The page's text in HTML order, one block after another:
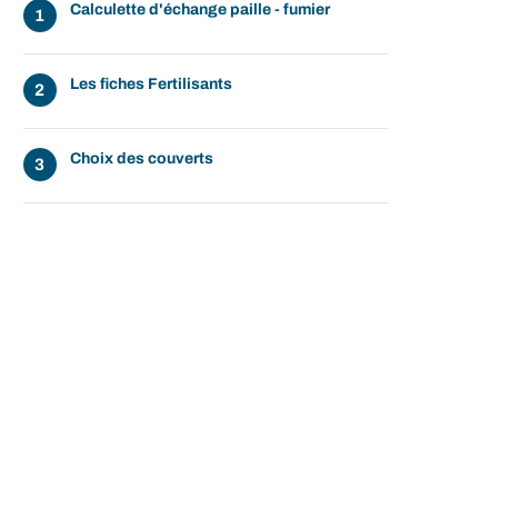
Calculette d'échange paille - fumier
Les fiches Fertilisants
Choix des couverts